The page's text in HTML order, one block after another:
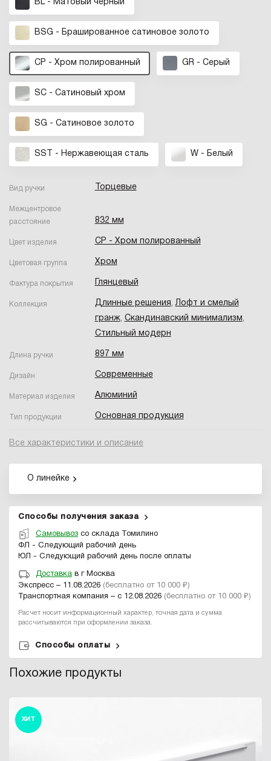
BL - Матовый чёрный
BSG - Брашированное cатиновое золото
CP - Хром полированный GR - Серый
SC - Сатиновый хром
SG - Сатиновое золото
SST - Нержавеющая сталь W - Белый
Вид ручки Торцевые
Межцентровое
расстояние
832 мм
Цвет изделия CP - Хром полированный
Цветовая группа Хром
Фактура покрытия Глянцевый
Коллекция Длинные решения,Лофт и смелый
гранж, Скандинавский минимализм,
Стильный модерн
Длина ручки 897 мм
Дизайн Современные
Материал изделия Алюминий
Тип продукции Основная продукция
Все характеристики и описание
О линейке
Способы получения заказа
Самовывоз со склада Томилино
ФЛ - Следующий рабочий день
ЮЛ - Следующий рабочий день после оплаты
Доставка в г Москва
Экспресс – 11.08.2026 (бесплатно от 10 000 ₽)
Транспортная компания – с 12.08.2026 (бесплатно от 10 000 ₽)
Расчет носит информационный характер, точная дата и сумма
рассчитываются при оформлении заказа.
Способы оплаты
Похожие продукты
ХИТ